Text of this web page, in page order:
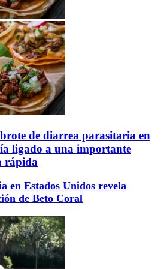
de diarrea parasitaria en
ligado a una importante
rápida
en Estados Unidos revela
de Beto Coral